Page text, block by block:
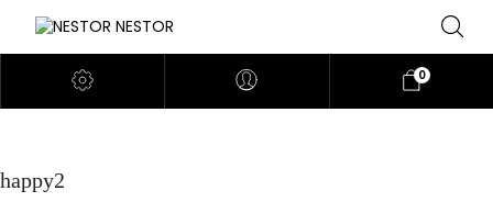
0
happy2